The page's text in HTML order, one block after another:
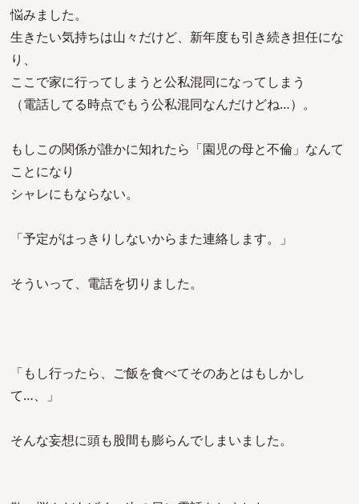
悩みました。
生きたい気持ちは山々だけど、新年度も引き続き担任にな
り、
ここで家に行ってしまうと公私混同になってしまう
（電話してる時点でもう公私混同なんだけどね…）。
もしこの関係が誰かに知れたら「園児の母と不倫」なんて
ことになり
シャレにもならない。
「予定がはっきりしないからまた連絡します。」
そういって、電話を切りました。
「もし行ったら、ご飯を食べてそのあとはもしかし
て…、」
そんな妄想に頭も股間も膨らんでしまいました。